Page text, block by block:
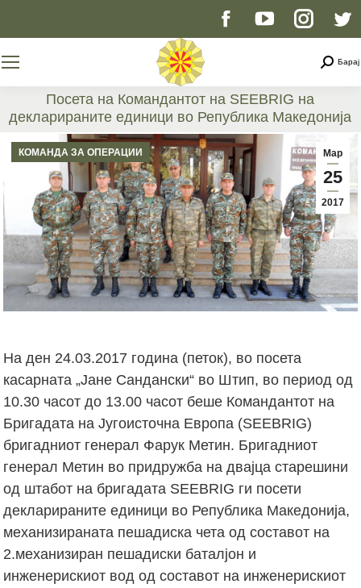
Facebook
opens
in
new
window
YouTube
opens
in
new
window
page
new
window
Барај
Посета на Командантот на SEEBRIG на
декларираните единици во Република Македонија
You are here:
Мар
25
2017
КОМАНДА ЗА ОПЕРАЦИИ
На ден 24.03.2017 година (петок), во посета
касарната „Јане Сандански“ во Штип, во период од
10.30 часот до 13.00 часот беше Командантот на
Бригадата на Југоисточна Европа (SEEBRIG)
бригадниот генерал Фарук Метин. Бригадниот
генерал Метин во придружба на двајца старешини
од штабот на бригадата SEEBRIG ги посети
декларираните единици во Република Македонија,
механизираната пешадиска чета од составот на
2.механизиран пешадиски баталјон и
инженерискиот вод од составот на инженерискиот